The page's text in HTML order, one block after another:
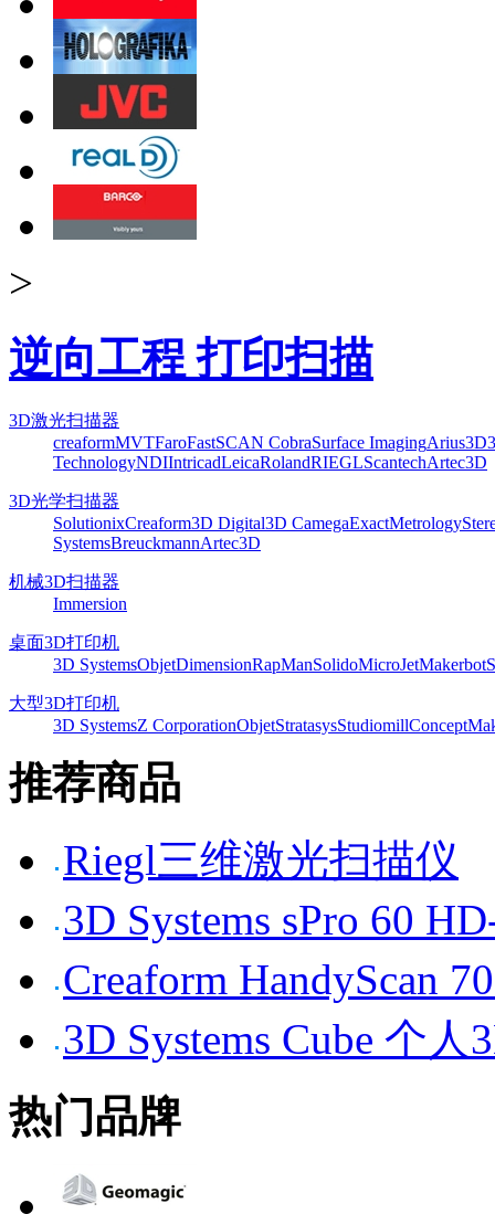
>
逆向工程 打印扫描
3D激光扫描器
creaformMVTFaroFastSCAN CobraSurface ImagingArius3D
TechnologyNDIIntricadLeicaRolandRIEGLScantechArtec3D
3D光学扫描器
SolutionixCreaform3D Digital3D CamegaExactMetrology
SystemsBreuckmannArtec3D
机械3D扫描器
Immersion
桌面3D打印机
3D SystemsObjetDimensionRapManSolidoMicroJetMakerbot
大型3D打印机
3D SystemsZ CorporationObjetStratasysStudiomillConcept
推荐商品
Riegl三维激光扫描仪
3D Systems sPro 60
Creaform HandyScan
3D Systems Cube 个人
热门品牌